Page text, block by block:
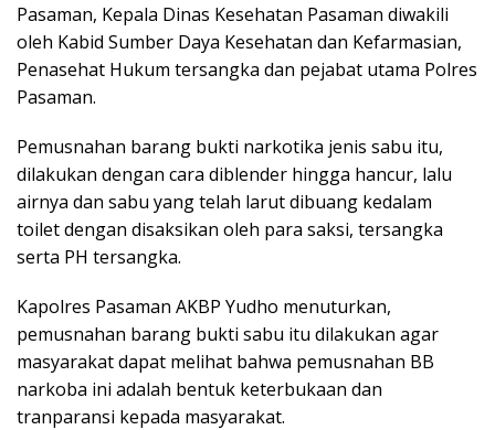
Pasaman, Kepala Dinas Kesehatan Pasaman diwakili
oleh Kabid Sumber Daya Kesehatan dan Kefarmasian,
Penasehat Hukum tersangka dan pejabat utama Polres
Pasaman.
Pemusnahan barang bukti narkotika jenis sabu itu,
dilakukan dengan cara diblender hingga hancur, lalu
airnya dan sabu yang telah larut dibuang kedalam
toilet dengan disaksikan oleh para saksi, tersangka
serta PH tersangka.
Kapolres Pasaman AKBP Yudho menuturkan,
pemusnahan barang bukti sabu itu dilakukan agar
masyarakat dapat melihat bahwa pemusnahan BB
narkoba ini adalah bentuk keterbukaan dan
tranparansi kepada masyarakat.